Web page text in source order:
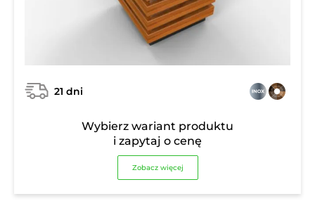
21 dni
Wybierz wariant produktu
i zapytaj o cenę
Zobacz więcej